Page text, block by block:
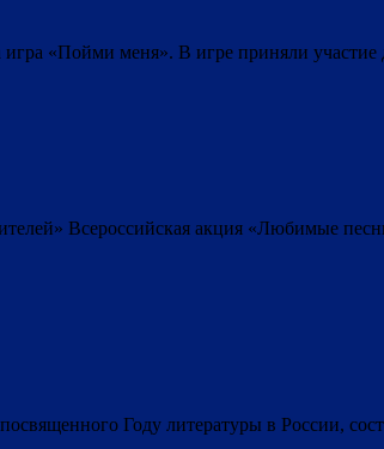
игра «Пойми меня». В игре приняли
Всероссийская акция «Любимые
Году литературы в России,